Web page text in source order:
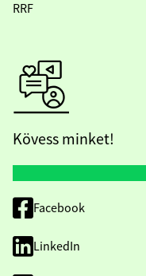
RRF
Kövess minket!
Facebook
LinkedIn